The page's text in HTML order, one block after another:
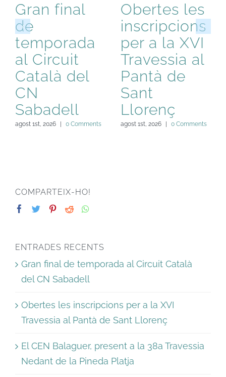
Gran final
de
temporada
al Circuit
Català del
CN
Sabadell
agost 1st, 2026 0 Comments
Obertes les
inscripcions
per a la XVI
Travessia al
Pantà de
Sant
Llorenç
agost 1st, 2026 0 Comments
COMPARTEIX-HO!
ENTRADES RECENTS
Gran final de temporada al Circuit Català
del CN Sabadell
Obertes les inscripcions per a la XVI
Travessia al Pantà de Sant Llorenç
El CEN Balaguer, present a la 38a Travessia
Nedant de la Pineda Platja